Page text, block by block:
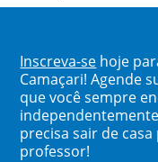
Inscreva-se hoje
Camaçari! Agende
que você sempre
precisa sair de
professor!